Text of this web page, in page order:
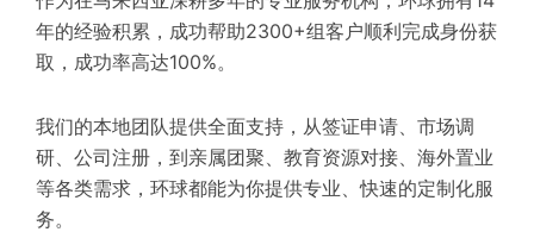
年的经验积累，成功帮助2300+组客户顺利完成身份获
取，成功率高达100%。
我们的本地团队提供全面支持，从签证申请、市场调
研、公司注册，到亲属团聚、教育资源对接、海外置业
等各类需求，环球都能为你提供专业、快速的定制化服
务。